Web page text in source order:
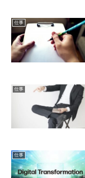
仕事
仕事
仕事